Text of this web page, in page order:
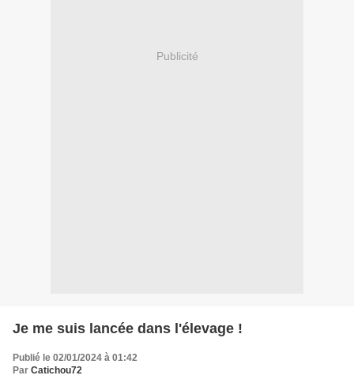
Publicité
Je me suis lancée dans l'élevage !
Publié le 02/01/2024 à 01:42
Par Catichou72